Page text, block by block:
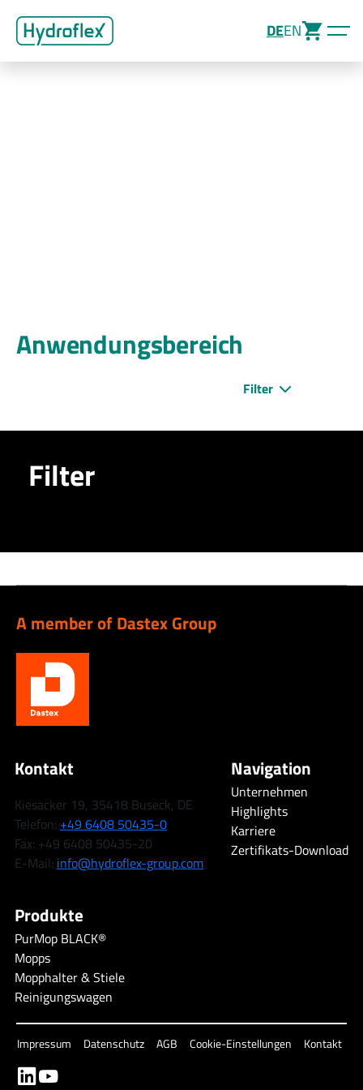
DEEN
Anwendungsbereich
Filter
Filter
A member of Dastex Group
Kontakt
Kiesacker 19, 35418 Buseck, DE
Telefon: +49 6408 50435-0
Fax: +49 6408 50435-20
E-Mail: info@hydroflex-group.com
Navigation
Unternehmen
Highlights
Karriere
Zertifikats-Download
Produkte
PurMop BLACK®
Mopps
Mopphalter & Stiele
Reinigungswagen
Impressum Datenschutz AGB Cookie-Einstellungen Kontakt